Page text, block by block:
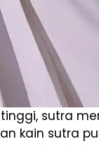
sutra
kain sutra